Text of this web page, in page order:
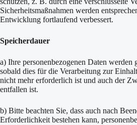
Sicherheitsmaßnahmen werden
Entwicklung fortlaufend verbessert.
Speicherdauer
a) Ihre personenbezogenen Daten werden
sobald dies für die Verarbeitung zur
nicht mehr erforderlich ist und auch der
entfallen ist.
b) Bitte beachten Sie, dass auch nach
Erforderlichkeit bestehen kann,